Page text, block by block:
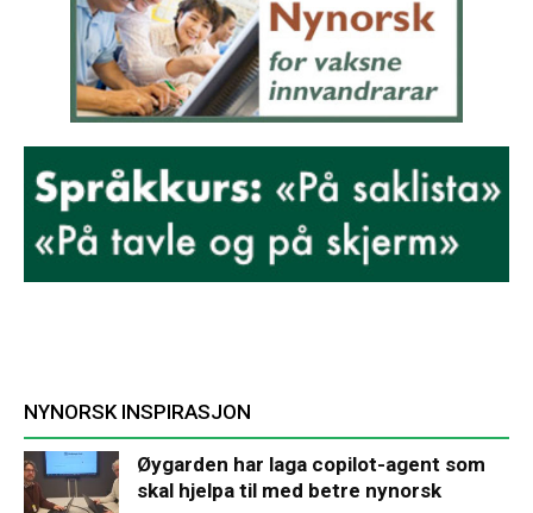
NYNORSK INSPIRASJON
Øygarden har laga copilot-agent som
skal hjelpa til med betre nynorsk